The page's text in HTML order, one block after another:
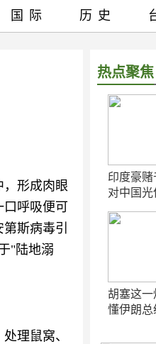
形成肉眼
呼吸便可
斯病毒引
"陆地溺
理鼠窝、
热点聚焦
印度豪
对中国光
胡塞这
懂伊朗总
国际 历史